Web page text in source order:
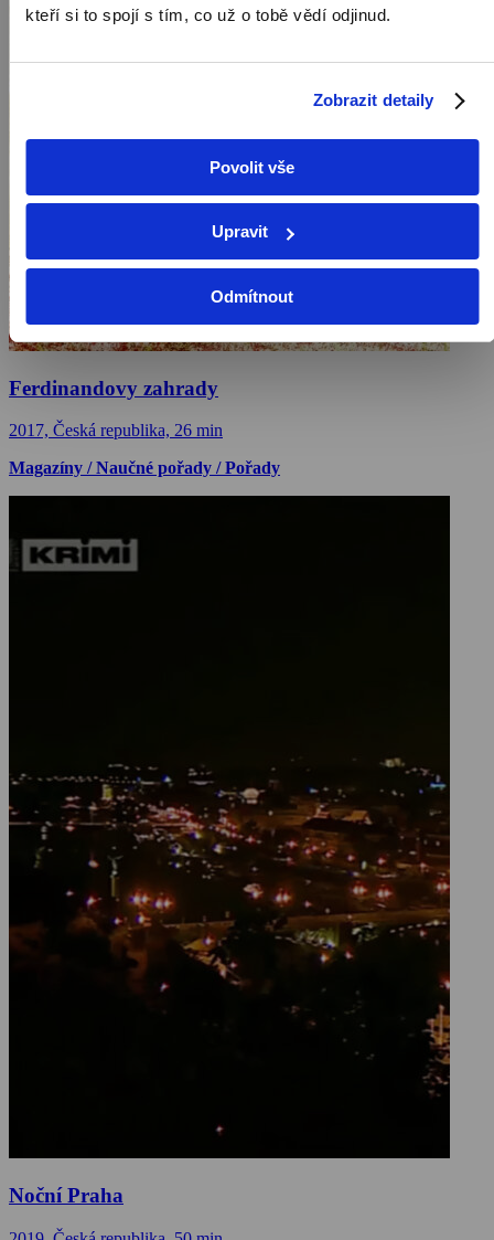
kteří si to spojí s tím, co už o tobě vědí odjinud.
Zobrazit detaily
Povolit vše
Upravit
Odmítnout
Ferdinandovy zahrady
2017, Česká republika, 26 min
Magazíny / Naučné pořady / Pořady
Noční Praha